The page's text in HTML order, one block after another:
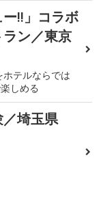
!!」コラボ
ン／東京
ホテルならでは
しめる
埼玉県